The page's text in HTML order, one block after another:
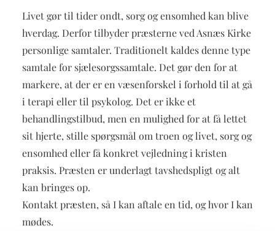
Livet gør til tider ondt, sorg og ensomhed kan blive
hverdag. Derfor tilbyder præsterne ved Asnæs Kirke
personlige samtaler. Traditionelt kaldes denne type
samtale for sjælesorgssamtale. Det gør den for at
markere, at der er en væsenforskel i forhold til at gå
i terapi eller til psykolog. Det er ikke et
behandlingstilbud, men en mulighed for at få lettet
sit hjerte, stille spørgsmål om troen og livet, sorg og
ensomhed eller få konkret vejledning i kristen
praksis. Præsten er underlagt tavshedspligt og alt
kan bringes op.
Kontakt præsten, så I kan aftale en tid, og hvor I kan
mødes.